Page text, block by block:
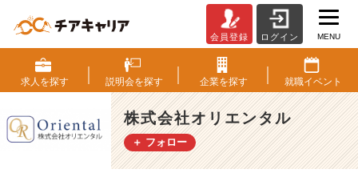
4
卒
ラ
ス
ト
採
会員登録 ログイン MENU
求人を探す 説明会を探す 企業を探す 就職イベント
株式会社オリエンタル
＋ フォロー